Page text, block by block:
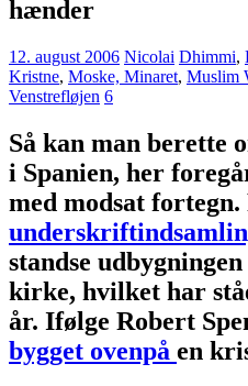
hænder
12. august 2006 Nicolai Dhimmi,
Kristne, Moske, Minaret, Muslim
Venstrefløjen 6
Så kan man berette
i Spanien, her
med modsat
standse
kirke, hvilket har
år. Ifølge Robert
bygget ovenpå en